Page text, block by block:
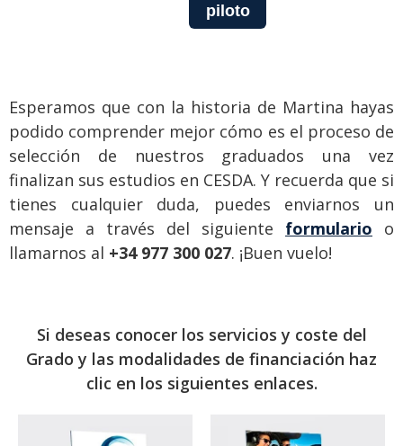
piloto
Esperamos que con la historia de Martina hayas
podido comprender mejor cómo es el proceso de
selección de nuestros graduados una vez
finalizan sus estudios en CESDA. Y recuerda que si
tienes cualquier duda, puedes enviarnos un
mensaje a través del siguiente formulario o
llamarnos al +34 977 300 027. ¡Buen vuelo!
Si deseas conocer los servicios y coste del
Grado y las modalidades de financiación haz
clic en los siguientes enlaces.